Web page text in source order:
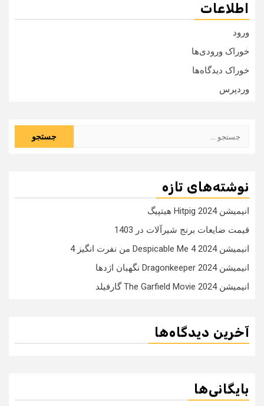
اطلاعات
ورود
خوراک ورودی‌ها
خوراک دیدگاه‌ها
وردپرس
نوشته‌های تازه
انیمیشن Hitpig 2024 هیتپیگ
قیمت ضایعات برنج شیرآلات در 1403
انیمیشن Despicable Me 4 2024 من نفرت انگیز 4
انیمیشن Dragonkeeper 2024 نگهبان اژدها
انیمیشن The Garfield Movie 2024 گارفیلد
آخرین دیدگاه‌ها
بایگانی‌ها